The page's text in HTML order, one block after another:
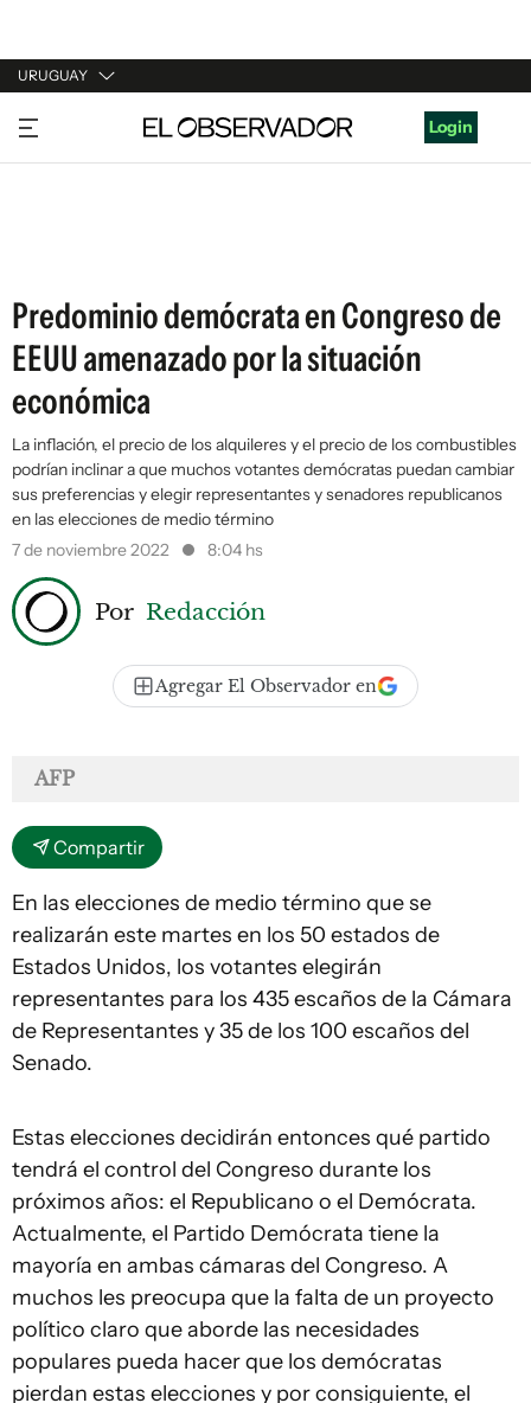
URUGUAY
URUGUAY
ARGENTINA
Login
Predominio demócrata en Congreso de
EEUU amenazado por la situación
económica
La inflación, el precio de los alquileres y el precio de los combustibles
podrían inclinar a que muchos votantes demócratas puedan cambiar
sus preferencias y elegir representantes y senadores republicanos
en las elecciones de medio término
7 de noviembre 2022
8:04 hs
Por Redacción
Agregar El Observador en
AFP
Compartir
En las elecciones de medio término que se
realizarán este martes en los 50 estados de
Estados Unidos, los votantes elegirán
representantes para los 435 escaños de la Cámara
de Representantes y 35 de los 100 escaños del
Senado.
Estas elecciones decidirán entonces qué partido
tendrá el control del Congreso durante los
próximos años: el Republicano o el Demócrata.
Actualmente, el Partido Demócrata tiene la
mayoría en ambas cámaras del Congreso. A
muchos les preocupa que la falta de un proyecto
político claro que aborde las necesidades
populares pueda hacer que los demócratas
pierdan estas elecciones y por consiguiente, el